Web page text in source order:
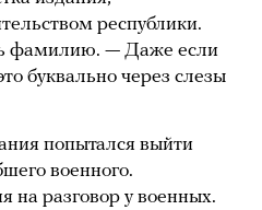
республики.
фамилию. — Даже если
буквально через слезы
попытался выйти
военного.
на разговор у военных.